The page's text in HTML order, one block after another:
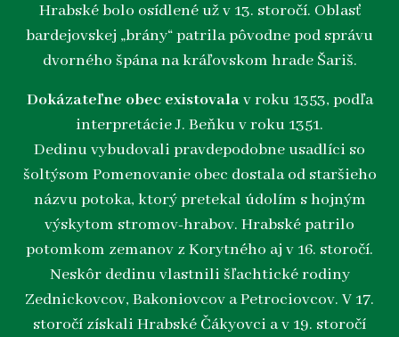
Hrabské bolo osídlené už v 13. storočí. Oblasť
bardejovskej „brány“ patrila pôvodne pod správu
dvorného špána na kráľovskom hrade Šariš.
Dokázateľne obec existovalav roku 1353, podľa
interpretácie J. Beňku v roku 1351.
Dedinu vybudovali pravdepodobne usadlíci so
šoltýsom Pomenovanie obec dostala od staršieho
názvu potoka, ktorý pretekal údolím s hojným
výskytom stromov-hrabov. Hrabské patrilo
potomkom zemanov z Korytného aj v 16. storočí.
Neskôr dedinu vlastnili šľachtické rodiny
Zednickovcov, Bakoniovcov a Petrociovcov. V 17.
storočí získali Hrabské Čákyovci a v 19. storočí